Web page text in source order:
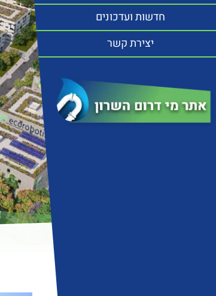
חדשות ועדכונים
יצירת קשר